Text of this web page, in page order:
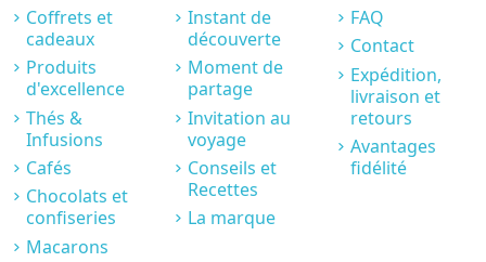
Coffrets et
cadeaux
Produits
d'excellence
Thés &
Infusions
Cafés
Chocolats et
confiseries
Macarons
Instant de
découverte
Moment de
partage
Invitation au
voyage
Conseils et
Recettes
La marque
FAQ
Contact
Expédition,
livraison et
retours
Avantages
fidélité